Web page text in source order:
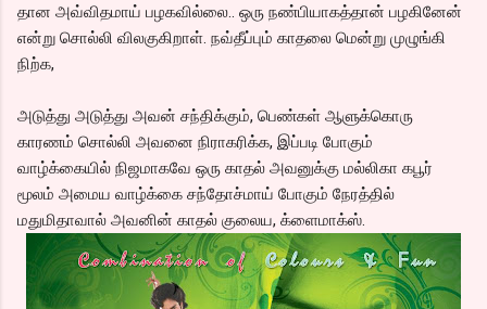
தான அவ்விதமாய் பழகவில்லை.. ஒரு நண்பியாகத்தான் பழகினேன்
என்று சொல்லி விலகுகிறாள். நவ்தீப்பும் காதலை மென்று முழுங்கி
நிற்க,
அடுத்து அடுத்து அவன் சந்திக்கும், பெண்கள் ஆளுக்கொரு
காரணம் சொல்லி அவனை நிராகரிக்க, இப்படி போகும்
வாழ்க்கையில் நிஜமாகவே ஒரு காதல் அவனுக்கு மல்லிகா கபூர்
மூலம் அமைய வாழ்க்கை சந்தோச்மாய் போகும் நேரத்தில்
மதுமிதாவால் அவனின் காதல் குலைய, க்ளைமாக்ஸ்.